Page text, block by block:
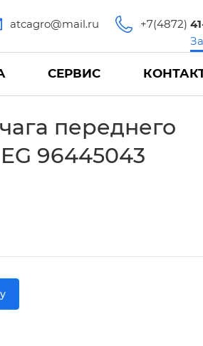
atcagro@mail.ru +7(4872)
СЕРВИС
переднего
96445043